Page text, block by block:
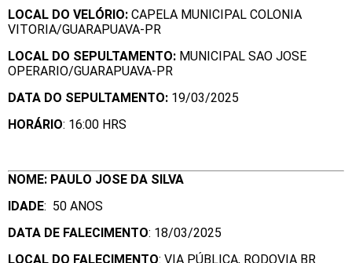
LOCAL DO VELÓRIO: CAPELA MUNICIPAL COLONIA
VITORIA/GUARAPUAVA-PR
LOCAL DO SEPULTAMENTO: MUNICIPAL SAO JOSE
OPERARIO/GUARAPUAVA-PR
DATA DO SEPULTAMENTO: 19/03/2025
HORÁRIO: 16:00 HRS
NOME: PAULO JOSE DA SILVA
IDADE: 50 ANOS
DATA DE FALECIMENTO: 18/03/2025
LOCAL DO FALECIMENTO: VIA PÚBLICA, RODOVIA BR